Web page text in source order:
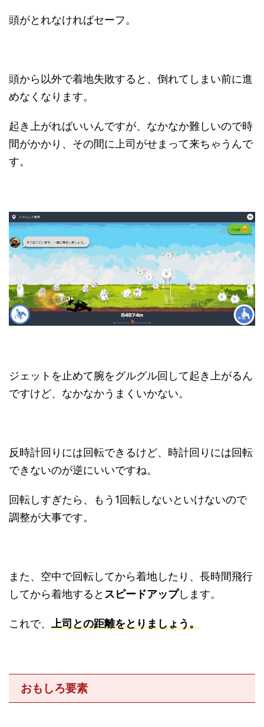
頭がとれなければセーフ。
頭から以外で着地失敗すると、倒れてしまい前に進
めなくなります。
起き上がればいいんですが、なかなか難しいので時
間がかかり、その間に上司がせまって来ちゃうんで
す。
ジェットを止めて腕をグルグル回して起き上がるん
ですけど、なかなかうまくいかない。
反時計回りには回転できるけど、時計回りには回転
できないのが逆にいいですね。
回転しすぎたら、もう1回転しないといけないので
調整が大事です。
また、空中で回転してから着地したり、長時間飛行
してから着地すると スピードアップします。
これで、 上司との距離をとりましょう。
おもしろ要素